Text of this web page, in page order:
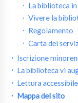
La biblioteca
Vivere la
Regolamento
Carta dei
Iscrizione
La biblioteca vi
Lettura accessibile
Mappa del sito